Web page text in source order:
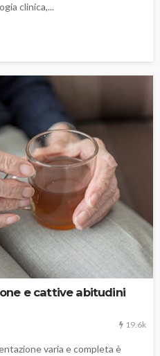
clinica,...
e cattive abitudini
19.6k
varia e completa è